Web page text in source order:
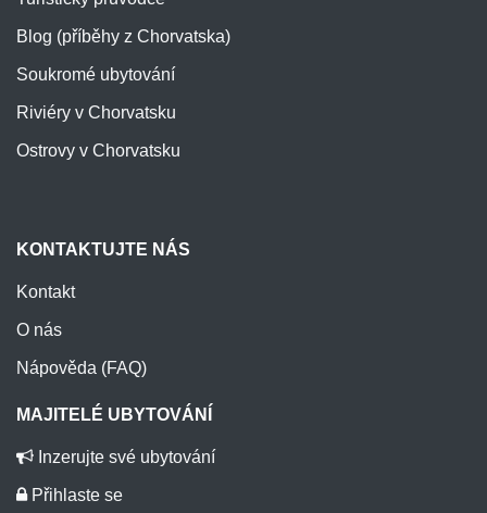
Blog (příběhy z Chorvatska)
Soukromé ubytování
Riviéry v Chorvatsku
Ostrovy v Chorvatsku
KONTAKTUJTE NÁS
Kontakt
O nás
Nápověda (FAQ)
MAJITELÉ UBYTOVÁNÍ
Inzerujte své ubytování
Přihlaste se